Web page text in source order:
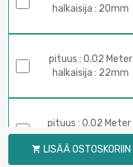
halkaisija : 20mm
pituus : 0.02 Meter
halkaisija : 22mm
pituus : 0.02 Meter
halkaisija : 30mm
 LISÄÄ OSTOSKORIIN